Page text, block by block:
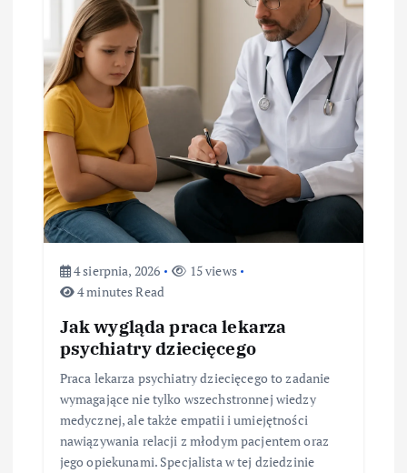
a
w
p
s
4 sierpnia, 2026
15 views
4 minutes Read
Jak wygląda praca lekarza
psychiatry dziecięcego
Praca lekarza psychiatry dziecięcego to zadanie
wymagające nie tylko wszechstronnej wiedzy
medycznej, ale także empatii i umiejętności
nawiązywania relacji z młodym pacjentem oraz
jego opiekunami. Specjalista w tej dziedzinie